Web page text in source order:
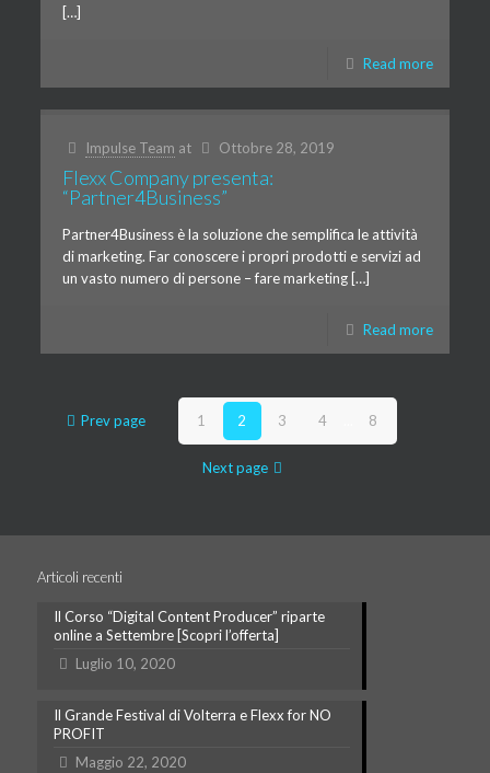
[…]
Read more
Impulse Team at Ottobre 28, 2019
Flexx Company presenta:
“Partner4Business”
Partner4Business è la soluzione che semplifica le attività
di marketing. Far conoscere i propri prodotti e servizi ad
un vasto numero di persone – fare marketing […]
Read more
Prev page 1 2 3 4 8
Next page
Articoli recenti
Il Corso “Digital Content Producer” riparte
online a Settembre [Scopri l’offerta]
Luglio 10, 2020
Il Grande Festival di Volterra e Flexx for NO
PROFIT
Maggio 22, 2020